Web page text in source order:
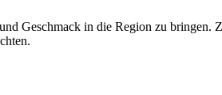
Geschmack in die Region zu bringen.